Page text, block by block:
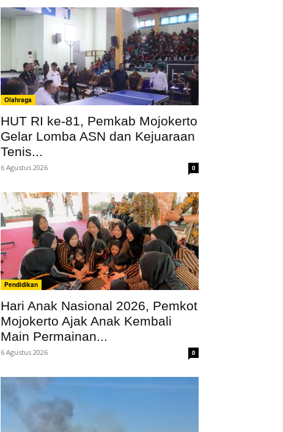
Olahraga
HUT RI ke-81, Pemkab Mojokerto
Gelar Lomba ASN dan Kejuaraan
Tenis...
6 Agustus 2026 0
Pendidikan
Hari Anak Nasional 2026, Pemkot
Mojokerto Ajak Anak Kembali
Main Permainan...
6 Agustus 2026 0